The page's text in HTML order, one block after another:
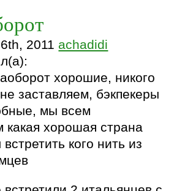
2011 achadidi
хорошие, никого
заставляем, бэкпекеры
мы всем
какая хорошая страна
кого нить из